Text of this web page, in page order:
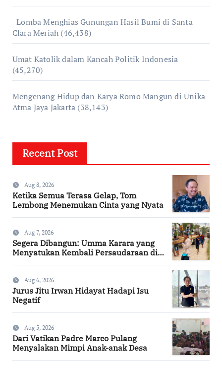
Lomba Menghias Gunungan Hasil Bumi di Santa
Clara Meriah (46,438)
Umat Katolik dalam Kancah Politik Indonesia
(45,270)
Mengenang Hidup dan Karya Romo Mangun di Unika
Atma Jaya Jakarta (38,143)
Recent Post
Aug 8, 2026
Ketika Semua Terasa Gelap, Tom
Lembong Menemukan Cinta yang Nyata
Aug 7, 2026
Segera Dibangun: Umma Karara yang
Menyatukan Kembali Persaudaraan di
Aug 6, 2026
Jurus Jitu Irwan Hidayat Hadapi Isu
Negatif
Aug 5, 2026
Dari Vatikan Padre Marco Pulang
Menyalakan Mimpi Anak-anak Desa